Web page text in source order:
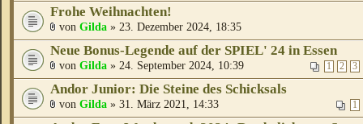
Frohe Weihnachten!
von Gilda » 23. Dezember 2024, 18:35
Neue Bonus-Legende auf der SPIEL' 24 in Essen
1 2 3
von Gilda » 24. September 2024, 10:39
Andor Junior: Die Steine des Schicksals
1
von Gilda » 31. März 2021, 14:33